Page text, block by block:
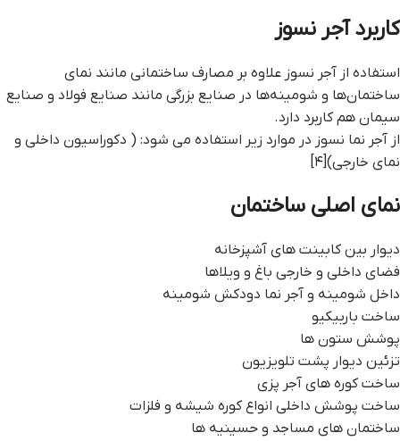
کاربرد آجر نسوز
استفاده از آجر نسوز علاوه بر مصارف ساختمانی مانند نمای
ساختمان‌ها و شومینه‌ها در صنایع بزرگی مانند صنایع فولاد و صنایع
سیمان هم کاربرد دارد.
از آجر نما نسوز در موارد زیر استفاده می شود: ( دکوراسیون داخلی و
نمای خارجی)[۴]
نمای اصلی ساختمان
دیوار بین کابینت های آشپزخانه
فضای داخلی و خارجی باغ و ویلاها
داخل شومینه و آجر نما دودکش شومینه
ساخت باربیکیو
پوشش ستون ها
تزئین دیوار پشت تلویزیون
ساخت کوره های آجر پزی
ساخت پوشش داخلی انواع کوره شیشه و فلزات
ساختمان های مساجد و حسینیه ها